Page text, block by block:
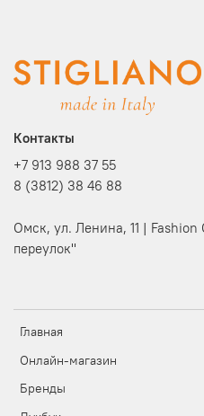
Главная
Онлайн-магазин
Бренды
Контакты
+7 913 988 37 55
8 (3812) 38 46 88
Омск, ул. Ленина, 11 |
переулок"